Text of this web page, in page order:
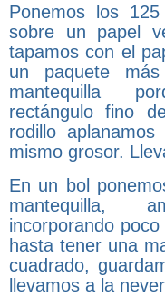
Ponemos los
sobre un papel
tapamos con el
un paquete
mantequilla
rectángulo fino
rodillo
mismo grosor.
En un bol
mantequilla,
incorporando
hasta tener una
cuadrado,
llevamos a la